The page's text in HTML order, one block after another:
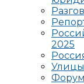
2025
Улицы
Форум